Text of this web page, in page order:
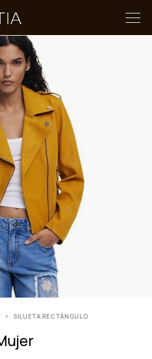
SILUETA RECTÁNGULO